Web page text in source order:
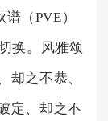
（PVE）
换。风雅颂
却之不恭、
定、却之不